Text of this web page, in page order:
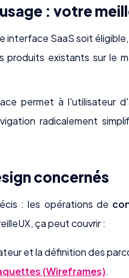
: votre
interface SaaS soit
produits existants sur le
permet à l'utilisateur
radicalement
concernés
: les opérations de
ça peut couvrir :
et la définition des
(Wireframes).